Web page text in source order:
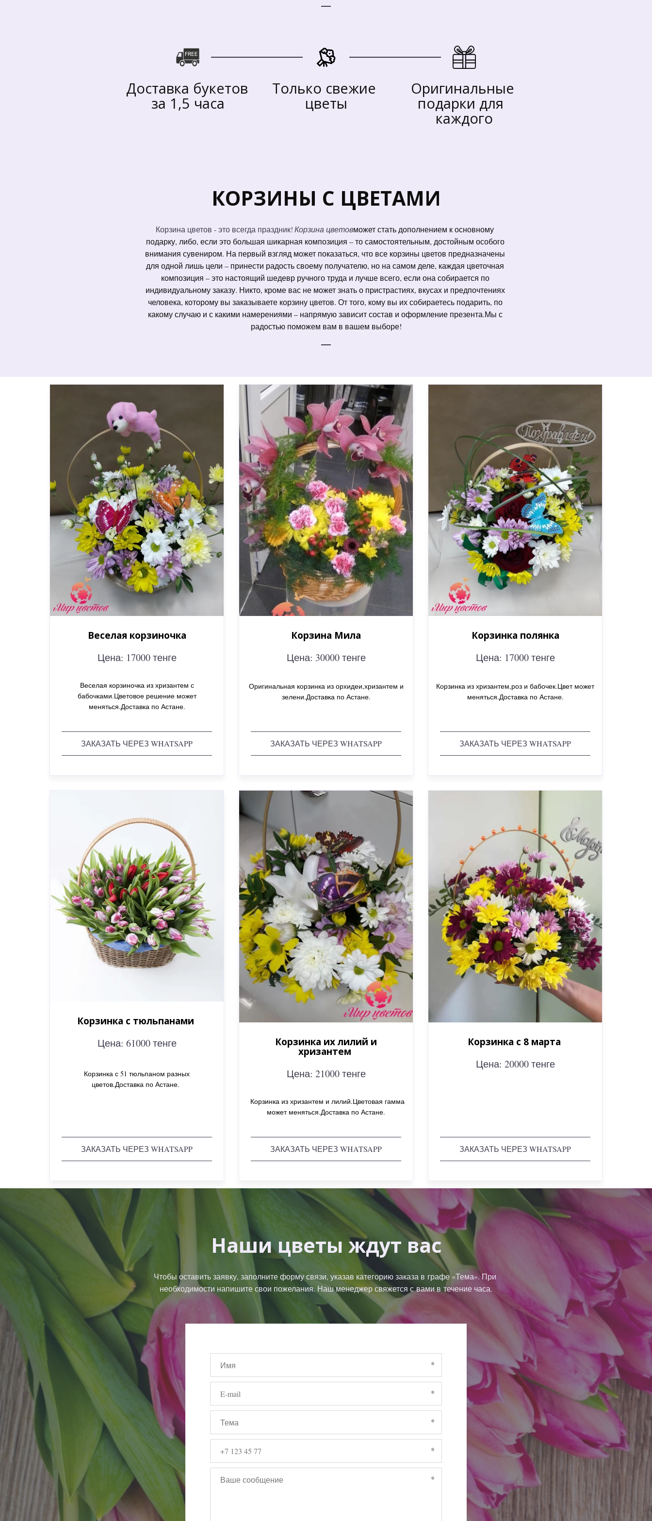
Доставка букетов
за 1,5 часа
Только свежие
цветы
Оригинальные
подарки для
каждого
КОРЗИНЫ С ЦВЕТАМИ
Корзина цветов - это всегда праздник! Корзина цветовможет стать дополнением к основному
подарку, либо, если это большая шикарная композиция – то самостоятельным, достойным особого
внимания сувениром. На первый взгляд может показаться, что все корзины цветов предназначены
для одной лишь цели – принести радость своему получателю, но на самом деле, каждая цветочная
композиция – это настоящий шедевр ручного труда и лучше всего, если она собирается по
индивидуальному заказу. Никто, кроме вас не может знать о пристрастиях, вкусах и предпочтениях
человека, которому вы заказываете корзину цветов. От того, кому вы их собираетесь подарить, по
какому случаю и с какими намерениями – напрямую зависит состав и оформление презента.Мы с
радостью поможем вам в вашем выборе!
Веселая корзиночка
Цена: 17000 тенге
Веселая корзиночка из хризантем с
бабочками.Цветовое решение может
меняться.Доставка по Астане.
ЗАКАЗАТЬ ЧЕРЕЗ WHATSAPP
Корзина Мила
Цена: 30000 тенге
Оригинальная корзинка из орхидеи,хризантем и
зелени.Доставка по Астане.
ЗАКАЗАТЬ ЧЕРЕЗ WHATSAPP
Корзинка полянка
Цена: 17000 тенге
Корзинка из хризантем,роз и бабочек.Цвет может
меняться.Доставка по Астане.
ЗАКАЗАТЬ ЧЕРЕЗ WHATSAPP
Корзинка с тюльпанами
Цена: 61000 тенге
Корзинка с 51 тюльпаном разных
цветов.Доставка по Астане.
ЗАКАЗАТЬ ЧЕРЕЗ WHATSAPP
Корзинка их лилий и
хризантем
Цена: 21000 тенге
Корзинка из хризантем и лилий.Цветовая гамма
может меняться.Доставка по Астане.
ЗАКАЗАТЬ ЧЕРЕЗ WHATSAPP
Корзинка с 8 марта
Цена: 20000 тенге
ЗАКАЗАТЬ ЧЕРЕЗ WHATSAPP
Наши цветы ждут вас
Чтобы оставить заявку, заполните форму связи, указав категорию заказа в графе «Тема». При
необходимости напишите свои пожелания. Наш менеджер свяжется с вами в течение часа.
*
*
*
*
*